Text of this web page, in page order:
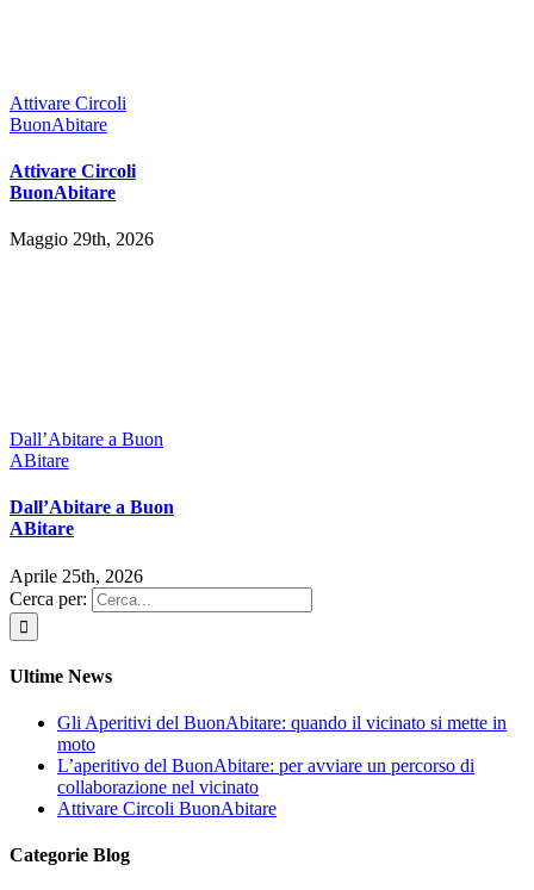
Attivare Circoli
BuonAbitare
Attivare Circoli
BuonAbitare
Maggio 29th, 2026
Dall’Abitare a Buon
ABitare
Dall’Abitare a Buon
ABitare
Aprile 25th, 2026
Cerca per:
Ultime News
Gli Aperitivi del BuonAbitare: quando il vicinato si mette in
moto
L’aperitivo del BuonAbitare: per avviare un percorso di
collaborazione nel vicinato
Attivare Circoli BuonAbitare
Categorie Blog